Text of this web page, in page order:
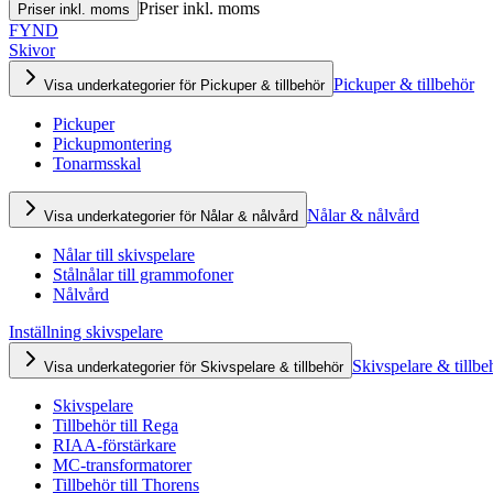
Priser inkl. moms Priser inkl. moms
FYND
Skivor
Visa underkategorier för Pickuper & tillbehör Pickuper & tillbehör
Pickuper
Pickupmontering
Tonarmsskal
Visa underkategorier för Nålar & nålvård Nålar & nålvård
Nålar till skivspelare
Stålnålar till grammofoner
Nålvård
Inställning skivspelare
Visa underkategorier för Skivspelare & tillbehör Skivspelare &
Skivspelare
Tillbehör till Rega
RIAA-förstärkare
MC-transformatorer
Tillbehör till Thorens